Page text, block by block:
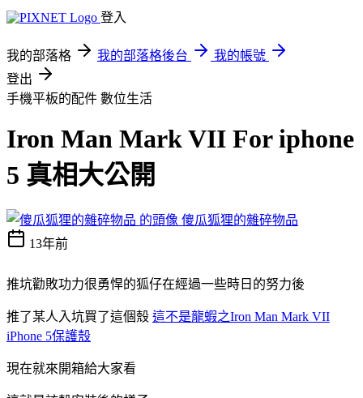
登入
我的部落格 我的部落格後台
我的帳號
登出
手機平板的配件 數位生活
Iron Man Mark VII For iphone
5 真相大公開
傻瓜狐狸的雜碎物品
13年前
推坑勸敗功力很勇悍的狐仔在經過一些時日的努力後
推了某人入坑買了這個殼 這不是龍蝦之Iron Man Mark VII
iPhone 5保護殼
現在就來開箱給大家看